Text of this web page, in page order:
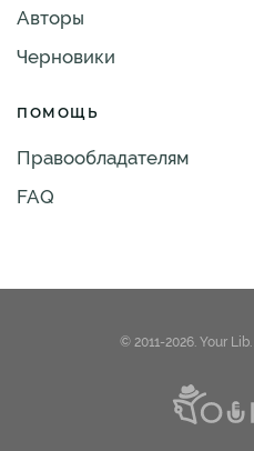
Авторы
Черновики
ПОМОЩЬ
Правообладателям
FAQ
© 2011-2026. Your